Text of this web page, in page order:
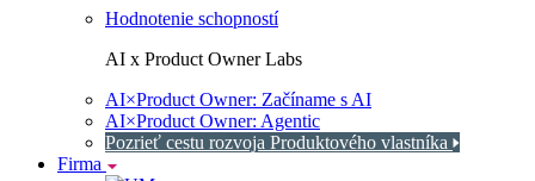
Hodnotenie schopností
AI x Product Owner Labs
AI×Product Owner: Začíname s AI
AI×Product Owner: Agentic
Pozrieť cestu rozvoja Produktového vlastníka
Firma